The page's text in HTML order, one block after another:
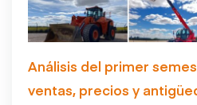
Análisis del primer
ventas, precios y